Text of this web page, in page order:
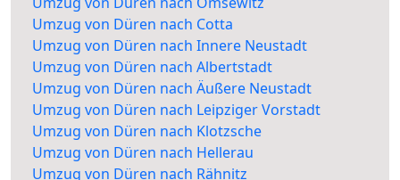
Umzug von Düren nach Cotta
Umzug von Düren nach Innere Neustadt
Umzug von Düren nach Albertstadt
Umzug von Düren nach Äußere Neustadt
Umzug von Düren nach Leipziger Vorstadt
Umzug von Düren nach Klotzsche
Umzug von Düren nach Hellerau
Umzug von Düren nach Rähnitz